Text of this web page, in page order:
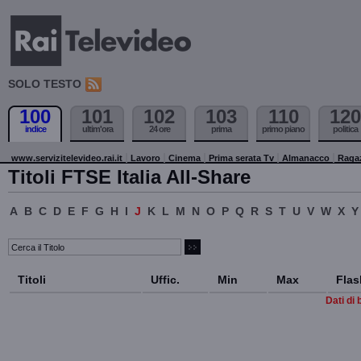
SOLO TESTO
100
indice
101
ultim'ora
102
24 ore
103
prima
110
primo piano
120
politica
www.servizitelevideo.rai.it Lavoro Cinema Prima serata Tv Almanacco
Titoli FTSE Italia All-Share
A B C D E F G H I J K L M N O P Q R S T U V W X Y
Titoli Uffic. Min Max
Dati di